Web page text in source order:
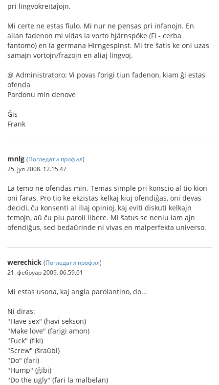
pri lingvokreitaĵojn.
Mi certe ne estas fiulo. Mi nur ne pensas pri infanojn. En
alian fadenon mi vidas la vorto hjärnspöke (FI - cerba
fantomo) en la germana Hirngespinst. Mi tre ŝatis ke oni uzas
samajn vortojn/frazojn en aliaj lingvoj.
@ Administratoro: Vi povas forigi tiun fadenon, kiam ĝi estas
ofenda
Pardonu min denove
Ĝis
Frank
mnlg (Погледати профил)
25. јул 2008. 12.15.47
La temo ne ofendas min. Temas simple pri konscio al tio kion
oni faras. Pro tio ke ekzistas kelkaj kiuj ofendiĝas, oni devas
decidi, ĉu konsenti al iliaj opinioj, kaj eviti diskuti kelkajn
temojn, aŭ ĉu plu paroli libere. Mi ŝatus se neniu iam ajn
ofendiĝus, sed bedaŭrinde ni vivas en malperfekta universo.
werechick (Погледати профил)
21. фебруар 2009. 06.59.01
Mi estas usona, kaj angla parolantino, do...
Ni diras:
"Have sex" (havi sekson)
"Make love" (farigi amon)
"Fuck" (fiki)
"Screw" (ŝraŭbi)
"Do" (fari)
"Hump" (ĝibi)
"Do the ugly" (fari la malbelan)